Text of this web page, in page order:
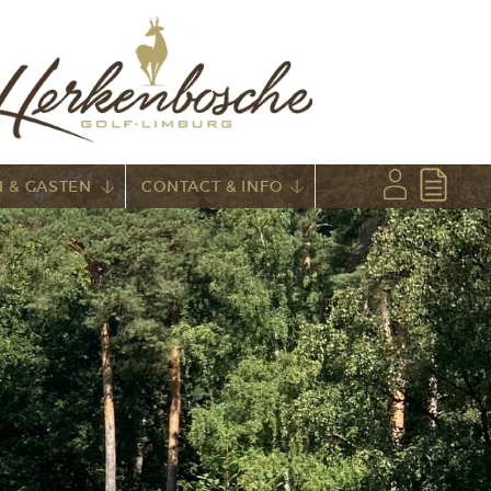
& GASTEN CONTACT & INFO